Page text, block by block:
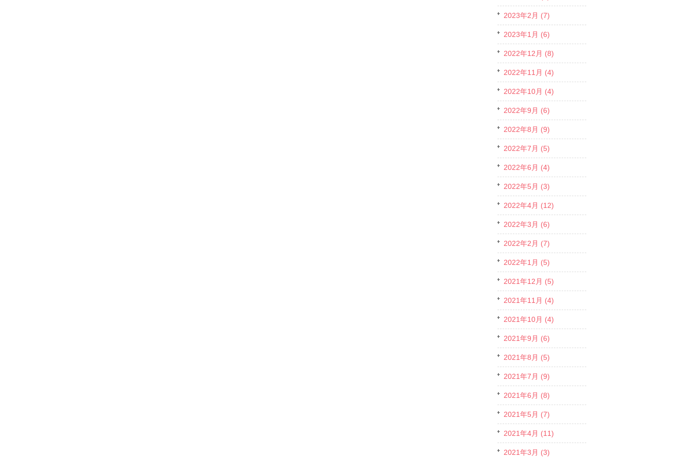
2023年2月 (7)
2023年1月 (6)
2022年12月 (8)
2022年11月 (4)
2022年10月 (4)
2022年9月 (6)
2022年8月 (9)
2022年7月 (5)
2022年6月 (4)
2022年5月 (3)
2022年4月 (12)
2022年3月 (6)
2022年2月 (7)
2022年1月 (5)
2021年12月 (5)
2021年11月 (4)
2021年10月 (4)
2021年9月 (6)
2021年8月 (5)
2021年7月 (9)
2021年6月 (8)
2021年5月 (7)
2021年4月 (11)
2021年3月 (3)